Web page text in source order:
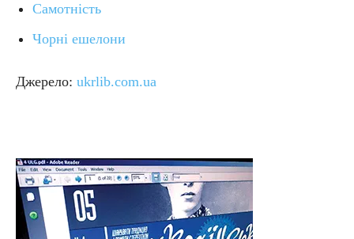
Самотність
Чорні ешелони
Джерело: ukrlib.com.ua